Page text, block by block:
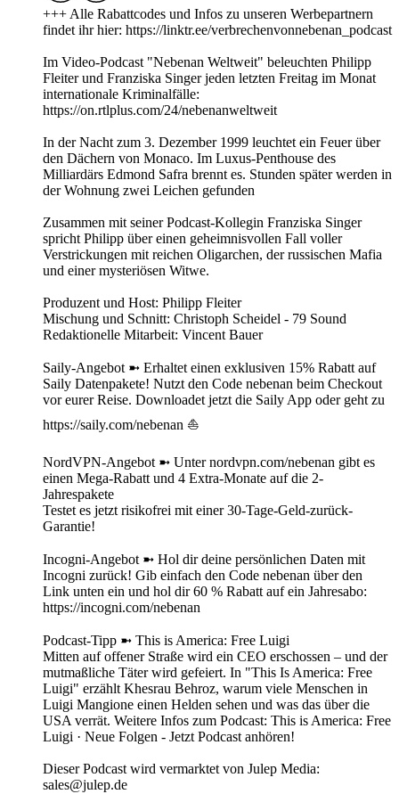
+++ Alle Rabattcodes und Infos zu unseren Werbepartnern
findet ihr hier: https://linktr.ee/verbrechenvonnebenan_podcast
Im Video-Podcast "Nebenan Weltweit" beleuchten Philipp
Fleiter und Franziska Singer jeden letzten Freitag im Monat
internationale Kriminalfälle:
https://on.rtlplus.com/24/nebenanweltweit
In der Nacht zum 3. Dezember 1999 leuchtet ein Feuer über
den Dächern von Monaco. Im Luxus-Penthouse des
Milliardärs Edmond Safra brennt es. Stunden später werden in
der Wohnung zwei Leichen gefunden
Zusammen mit seiner Podcast-Kollegin Franziska Singer
spricht Philipp über einen geheimnisvollen Fall voller
Verstrickungen mit reichen Oligarchen, der russischen Mafia
und einer mysteriösen Witwe.
Produzent und Host: Philipp Fleiter
Mischung und Schnitt: Christoph Scheidel - 79 Sound
Redaktionelle Mitarbeit: Vincent Bauer
Saily-Angebot ➼ Erhaltet einen exklusiven 15% Rabatt auf
Saily Datenpakete! Nutzt den Code nebenan beim Checkout
vor eurer Reise. Downloadet jetzt die Saily App oder geht zu
https://saily.com/nebenan ⛵
NordVPN-Angebot ➼ Unter nordvpn.com/nebenan gibt es
einen Mega-Rabatt und 4 Extra-Monate auf die 2-
Jahrespakete
Testet es jetzt risikofrei mit einer 30-Tage-Geld-zurück-
Garantie!
Incogni-Angebot ➼ Hol dir deine persönlichen Daten mit
Incogni zurück! Gib einfach den Code nebenan über den
Link unten ein und hol dir 60 % Rabatt auf ein Jahresabo:
https://incogni.com/nebenan
Podcast-Tipp ➼ This is America: Free Luigi
Mitten auf offener Straße wird ein CEO erschossen – und der
mutmaßliche Täter wird gefeiert. In "This Is America: Free
Luigi" erzählt Khesrau Behroz, warum viele Menschen in
Luigi Mangione einen Helden sehen und was das über die
USA verrät. Weitere Infos zum Podcast: This is America: Free
Luigi · Neue Folgen - Jetzt Podcast anhören!
Dieser Podcast wird vermarktet von Julep Media:
sales@julep.de